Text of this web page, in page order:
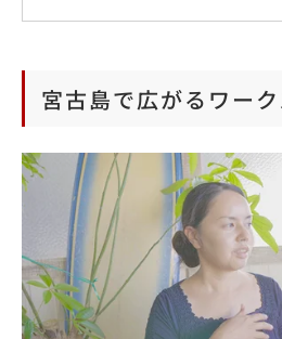
宮古島で広がるワー